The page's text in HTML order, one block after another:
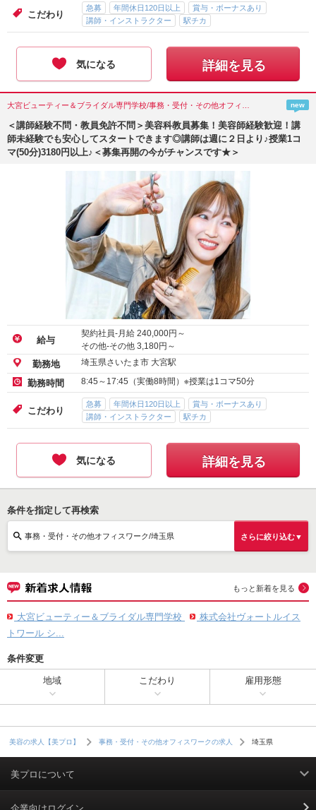
こだわり
急募 年間休日120日以上
賞与・ボーナスあり
講師・インストラクター
駅チカ
気になる 詳細を見る
new
＜講師経験不問・教員免許不問＞美容科教員募集！美容師経験歓迎！講
師未経験でも安心してスタートできます◎講師は週に２日より♪授業1コ
マ(50分)3180円以上♪＜募集再開の今がチャンスです★＞
給与
契約社員-月給 240,000円～
その他-その他 3,180円～
勤務地 埼玉県さいたま市 大宮駅
勤務時間 8:45～17:45（実働8時間）※授業は1コマ50分
こだわり
急募 年間休日120日以上
賞与・ボーナスあり
講師・インストラクター
駅チカ
気になる 詳細を見る
条件を指定して再検索
事務・受付・その他オフィスワーク/埼玉県 さらに絞り込む▼
もっと新着を見る
大宮ビューティー＆ブライダル専門学校
株式会社ヴォートルイス
トワール シ...
条件変更
地域 こだわり 雇用形態
美容の求人【美プロ】 事務・受付・その他オフィスワークの求人 埼玉県
美プロについて